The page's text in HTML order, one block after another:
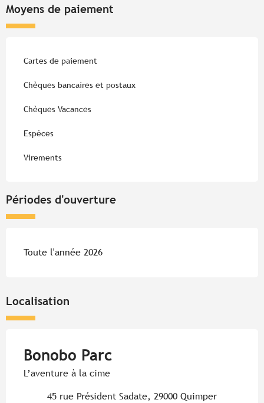
Moyens de paiement
Cartes de paiement
Chèques bancaires et postaux
Chèques Vacances
Espèces
Virements
Périodes d'ouverture
Toute l'année 2026
Localisation
Bonobo Parc
L’aventure à la cime
45 rue Président Sadate, 29000 Quimper